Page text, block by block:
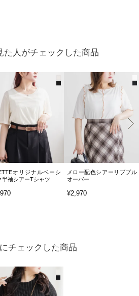
た人がチェックした商品
オリジナルベーシ
半袖シアーTシャツ
メロー配色シアーリブプル
オーバー
¥2,970
チェックした商品